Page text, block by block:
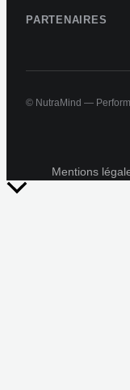
PARTENAIRES
© NutraMind —
Mentions